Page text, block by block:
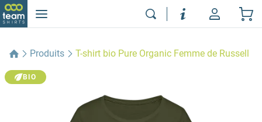
Produits T-shirt bio Pure Organic Femme de Russell
BIO